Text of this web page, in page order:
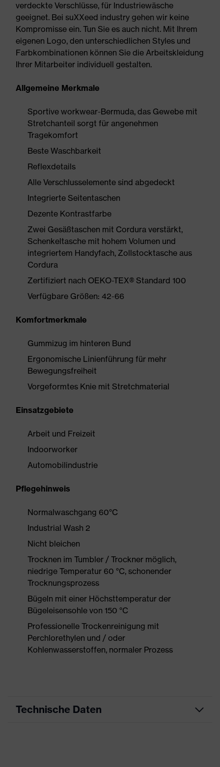
verdeckte Verschlüsse, für Industriewäsche
geeignet. Bei suXXeed industry gehen wir keine
Kompromisse ein. Tun Sie es auch nicht. Mit Ihrem
eigenen Logo, den unterschiedlichen Styles und
Farbkombinationen können Sie die Arbeitskleidung
Ihrer Mitarbeiter individuell gestalten.
Allgemeine Merkmale
Sportive workwear-Bermuda, das Gewebe mit
Stretchanteil sorgt für angenehmen
Tragekomfort
Beste Waschbarkeit
Reflexdetails
Alle Verschlusselemente sind abgedeckt
Integrierte Seitentaschen
Dezente Kontrastfarbe
Zwei Gesäßtaschen mit Cordura verstärkt,
Schenkeltasche mit hohem Volumen und
integriertem Handyfach, Zollstocktasche aus
Cordura
Zertifiziert nach OEKO-TEX® Standard 100
Verfügbare Größen: 42-66
Komfortmerkmale
Gummizug im hinteren Bund
Ergonomische Linienführung für mehr
Bewegungsfreiheit
Vorgeformtes Knie mit Stretchmaterial
Einsatzgebiete
Arbeit und Freizeit
Indoorworker
Automobilindustrie
Pflegehinweis
Normalwaschgang 60°C
Industrial Wash 2
Nicht bleichen
Trocknen im Tumbler / Trockner möglich,
niedrige Temperatur 60 °C, schonender
Trocknungsprozess
Bügeln mit einer Höchsttemperatur der
Bügeleisensohle von 150 °C
Professionelle Trockenreinigung mit
Perchlorethylen und / oder
Kohlenwasserstoffen, normaler Prozess
Technische Daten